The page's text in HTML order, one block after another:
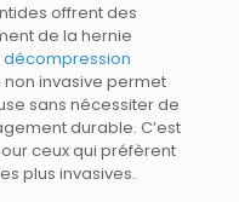
offrent des
de la hernie
décompression
non invasive permet
sans nécessiter de
durable. C’est
ceux qui préfèrent
plus invasives.